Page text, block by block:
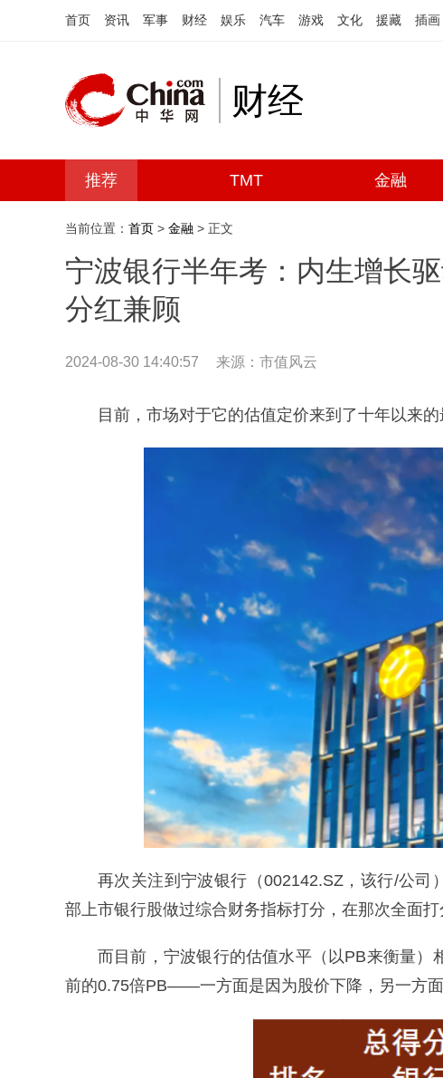
首页 资讯 军事 财经 娱乐 汽车 游戏 文化 援藏 插画
财经
推荐 TMT 金融
当前位置： 首页 > 金融 > 正文
宁波银行半年考：内生增长
分红兼顾
2024-08-30 14:40:57 来源： 市值风云
目前，市场对于它的估值定价来到了十年以来的
再次关注到宁波银行（002142.SZ，该行/公司
部上市银行股做过综合财务指标打分，在那次全面
而目前，宁波银行的估值水平（以PB来衡量）
前的0.75倍PB——一方面是因为股价下降，另一方面